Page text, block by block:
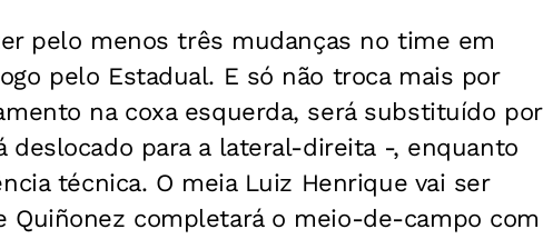
pelo menos três mudanças no time em
pelo Estadual. E só não troca mais por
na coxa esquerda, será substituído por
deslocado para a lateral-direita -, enquanto
técnica. O meia Luiz Henrique vai ser
Quiñonez completará o meio-de-campo com